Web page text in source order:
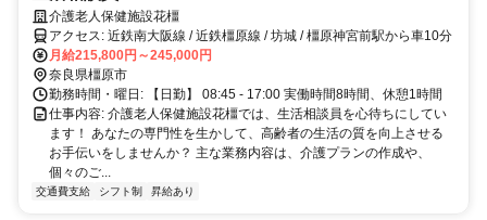
介護老人保健施設花橿
アクセス: 近鉄南大阪線 / 近鉄橿原線 / 坊城 / 橿原神宮前駅から車10分
月給215,800円～245,000円
奈良県橿原市
勤務時間・曜日: 【日勤】 08:45 - 17:00 実働時間8時間、休憩1時間
仕事内容: 介護老人保健施設花橿では、生活相談員を心待ちにしてい
ます！ あなたの専門性を生かして、高齢者の生活の質を向上させる
お手伝いをしませんか？ 主な業務内容は、介護プランの作成や、
個々のご...
交通費支給 シフト制 昇給あり